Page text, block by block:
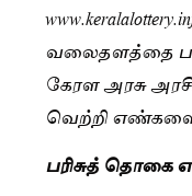
வலைதளத்தை
கேரள அரசு
வெற்றி எண்களை
பரிசுத் தொகை